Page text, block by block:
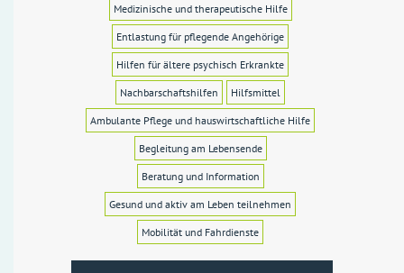
Medizinische und therapeutische Hilfe
Entlastung für pflegende Angehörige
Hilfen für ältere psychisch Erkrankte
Nachbarschaftshilfen Hilfsmittel
Ambulante Pflege und hauswirtschaftliche Hilfe
Begleitung am Lebensende
Beratung und Information
Gesund und aktiv am Leben teilnehmen
Mobilität und Fahrdienste